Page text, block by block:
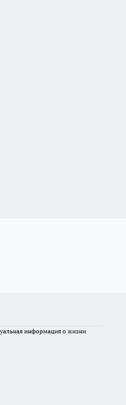
информация о жизни